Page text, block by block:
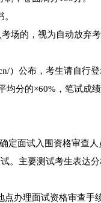
场的，视为自动放弃
）公布，考生请自行
均分的×60%，笔试成
定面试入围资格审查
。主要测试考生表达分
办理面试资格审查手